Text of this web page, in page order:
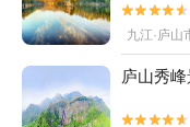


九江·庐山
庐山秀

